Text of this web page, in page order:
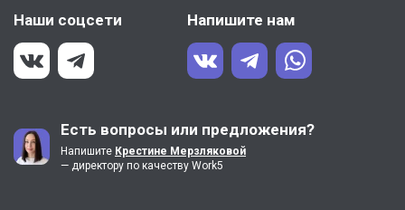
Наши соцсети Напишите нам
Есть вопросы или предложения?
Напишите Крестине Мерзляковой
— директору по качеству Work5